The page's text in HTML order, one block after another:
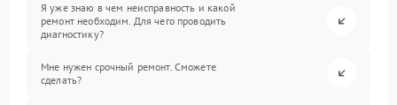
Я уже знаю в чем неисправность и какой
ремонт необходим. Для чего проводить
диагностику?
Мне нужен срочный ремонт. Сможете
сделать?